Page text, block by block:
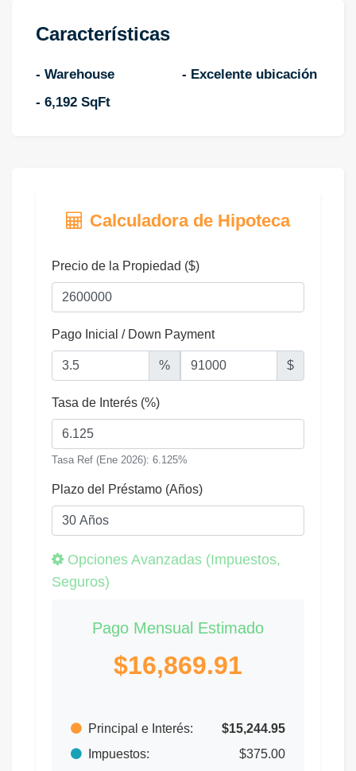
Características
- Warehouse
- Excelente ubicación
- 6,192 SqFt
Calculadora de Hipoteca
Precio de la Propiedad ($)
Pago Inicial / Down Payment
% $
Tasa de Interés (%)
Tasa Ref (Ene 2026): 6.125%
Plazo del Préstamo (Años)
Opciones Avanzadas (Impuestos,
Seguros)
Pago Mensual Estimado
$16,869.91
Principal e Interés:
$15,244.95
Impuestos:
$375.00